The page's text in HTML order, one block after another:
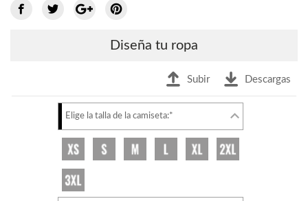
Diseña tu ropa
Subir Descargas
Elige la talla de la camiseta:*